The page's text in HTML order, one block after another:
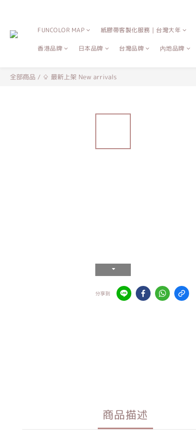
FUNCOLOR MAP 紙膠帶客製化服務｜台灣大年
香港品牌 日本品牌 台灣品牌 內地品牌
全部商品 / ⇪ 最新上架 New arrivals
分享到
商品描述